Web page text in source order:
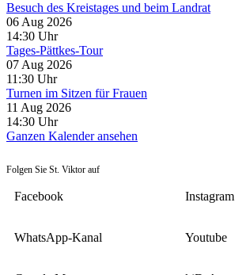
Besuch des Kreistages und beim Landrat
06 Aug 2026
14:30 Uhr
Tages-Pättkes-Tour
07 Aug 2026
11:30 Uhr
Turnen im Sitzen für Frauen
11 Aug 2026
14:30 Uhr
Ganzen Kalender ansehen
Folgen Sie St. Viktor auf
Facebook Instagram
WhatsApp-Kanal Youtube